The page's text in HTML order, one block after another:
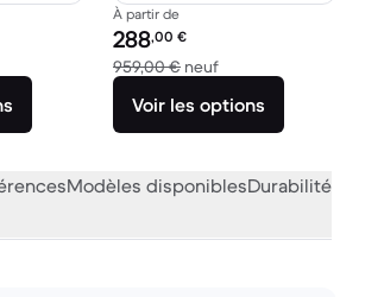
479,00 € neuf
À partir de
Prix reconditionné :
288,00 €
959,00 € neufcontre 959,00 €
Voir les options
Modèles disponiblesDurabilité